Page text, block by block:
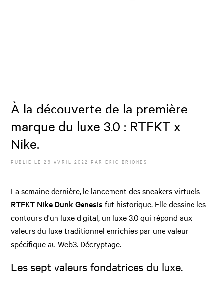
À la découverte de la première
marque du luxe 3.0 : RTFKT x
Nike.
PUBLIÉ LE29 AVRIL 2022 PARERIC BRIONES
La semaine dernière, le lancement des sneakers virtuels
RTFKT Nike Dunk Genesis fut historique. Elle dessine les
contours d'un luxe digital, un luxe 3.0 qui répond aux
valeurs du luxe traditionnel enrichies par une valeur
spécifique au Web3. Décryptage.
Les sept valeurs fondatrices du luxe.